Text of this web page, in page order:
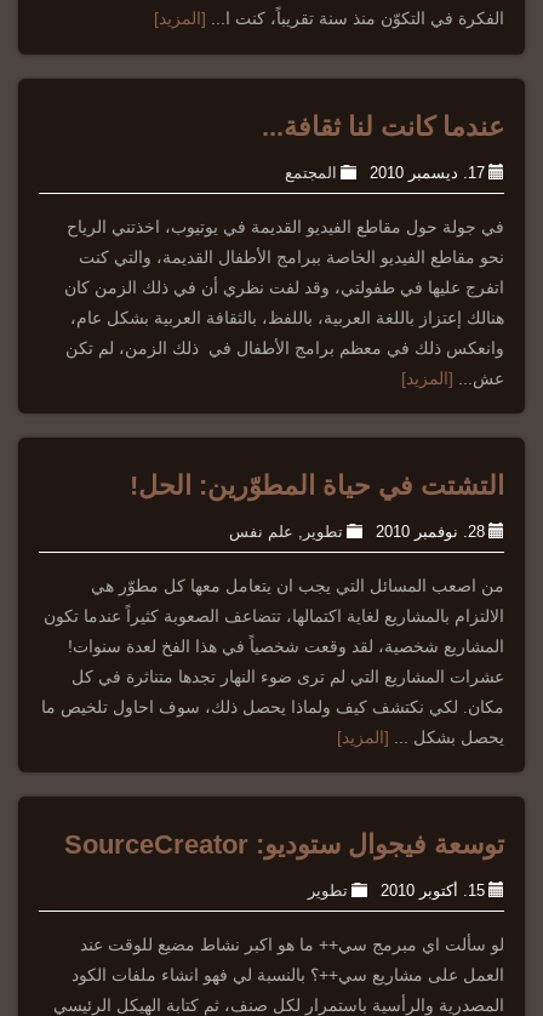
الفكرة في التكوّن منذ سنة تقريباً، كنت ا... [المزيد]
عندما كانت لنا ثقافة...
17. ديسمبر 2010 المجتمع
في جولة حول مقاطع الفيديو القديمة في يوتيوب، اخذتني الرياح
نحو مقاطع الفيديو الخاصة ببرامج الأطفال القديمة، والتي كنت
اتفرج عليها في طفولتي، وقد لفت نظري أن في ذلك الزمن كان
هنالك إعتزاز باللغة العربية، باللفظ، بالثقافة العربية بشكل عام،
وانعكس ذلك في معظم برامج الأطفال في ذلك الزمن، لم تكن
عش... [المزيد]
التشتت في حياة المطوّرين: الحل!
28. نوفمبر 2010 تطوير علم نفس
من اصعب المسائل التي يجب ان يتعامل معها كل مطوّر هي
الالتزام بالمشاريع لغاية اكتمالها، تتضاعف الصعوبة كثيراً عندما تكون
المشاريع شخصية، لقد وقعت شخصياً في هذا الفخ لعدة سنوات!
عشرات المشاريع التي لم ترى ضوء النهار تجدها متناثرة في كل
مكان. لكي نكتشف كيف ولماذا يحصل ذلك، سوف احاول تلخيص ما
يحصل بشكل ... [المزيد]
توسعة فيجوال ستوديو: SourceCreator
15. أكتوبر 2010 تطوير
لو سألت اي مبرمج سي++ ما هو اكبر نشاط مضيع للوقت عند
العمل على مشاريع سي++؟ بالنسبة لي فهو انشاء ملفات الكود
المصدرية والرأسية باستمرار لكل صنف، ثم كتابة الهيكل الرئيسي